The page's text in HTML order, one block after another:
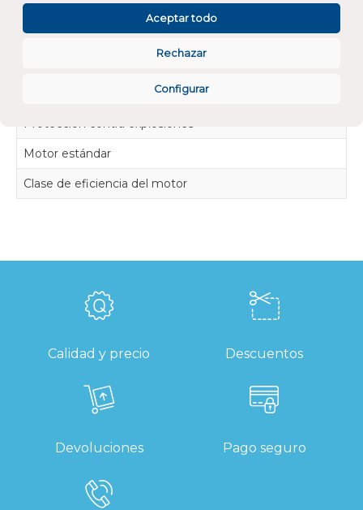
Configurar
Rechazar
Aceptar todo
Tipo de conexión en el lado de salida
Longitud de instalación
Protección contra explosiones
Motor estándar
Clase de eficiencia del motor
Calidad y precio Descuentos
Devoluciones Pago seguro